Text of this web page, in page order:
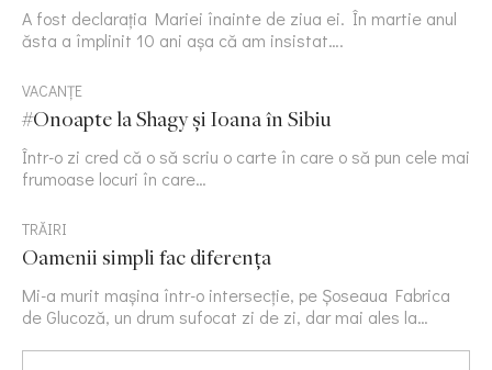
A fost declarația Mariei înainte de ziua ei. În martie anul
ăsta a împlinit 10 ani așa că am insistat….
VACANȚE
#Onoapte la Shagy și Ioana în Sibiu
Într-o zi cred că o să scriu o carte în care o să pun cele mai
frumoase locuri în care…
TRĂIRI
Oamenii simpli fac diferența
Mi-a murit mașina într-o intersecție, pe Șoseaua Fabrica
de Glucoză, un drum sufocat zi de zi, dar mai ales la…